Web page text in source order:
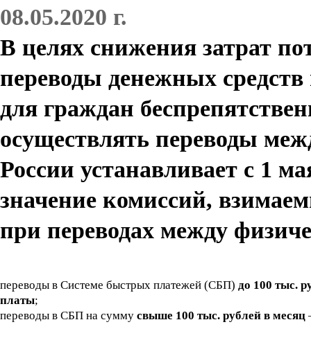
08.05.2020 г.
В целях снижения затрат
переводы денежных
для граждан
осуществлять переводы
России устанавливает с 1
значение комиссий,
при переводах между
переводы в Системе быстрых платежей (СБП) до 100 тыс.
платы;
переводы в СБП на сумму свыше 100 тыс. рублей в месяц